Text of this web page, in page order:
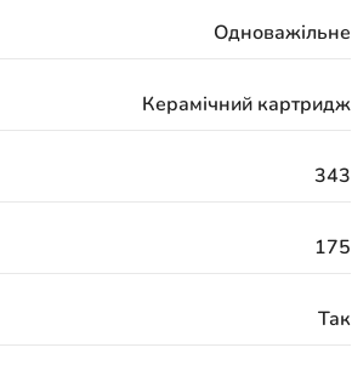
Одноважільне
Керамічний картридж
343
175
Так